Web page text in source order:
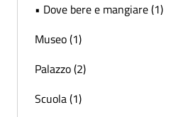
• Dove bere e mangiare (1)
Museo (1)
Palazzo (2)
Scuola (1)